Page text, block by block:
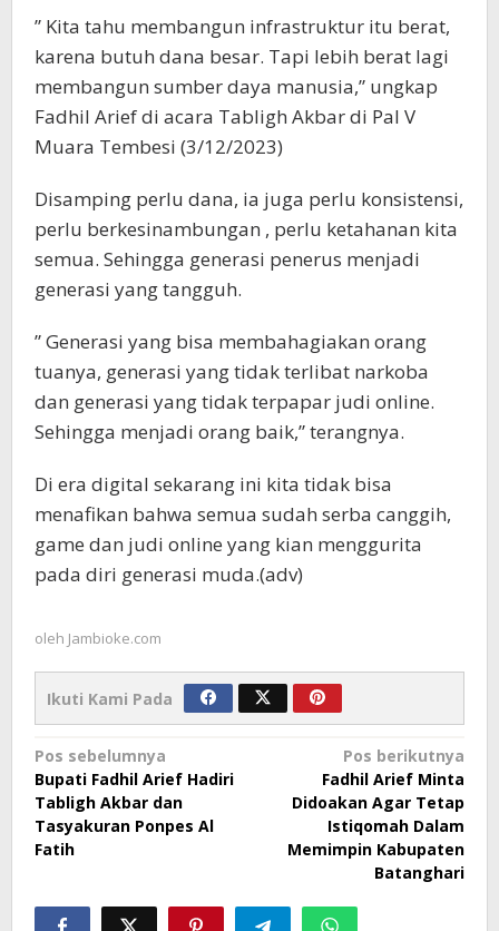
” Kita tahu membangun infrastruktur itu berat,
karena butuh dana besar. Tapi lebih berat lagi
membangun sumber daya manusia,” ungkap
Fadhil Arief di acara Tabligh Akbar di Pal V
Muara Tembesi (3/12/2023)
Disamping perlu dana, ia juga perlu konsistensi,
perlu berkesinambungan , perlu ketahanan kita
semua. Sehingga generasi penerus menjadi
generasi yang tangguh.
” Generasi yang bisa membahagiakan orang
tuanya, generasi yang tidak terlibat narkoba
dan generasi yang tidak terpapar judi online.
Sehingga menjadi orang baik,” terangnya.
Di era digital sekarang ini kita tidak bisa
menafikan bahwa semua sudah serba canggih,
game dan judi online yang kian menggurita
pada diri generasi muda.(adv)
oleh Jambioke.com
Ikuti Kami Pada
Navigasi
pos
Pos sebelumnya
Bupati Fadhil Arief Hadiri
Tabligh Akbar dan
Tasyakuran Ponpes Al
Fatih
Pos berikutnya
Fadhil Arief Minta
Didoakan Agar Tetap
Istiqomah Dalam
Memimpin Kabupaten
Batanghari